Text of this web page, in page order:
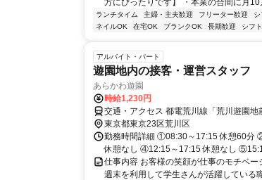
方にぴったりです】 ・本業の合間に月10
ランチタイム 主婦・主夫歓迎 フリーター歓迎
ネイルOK
在宅OK ブランクOK 長期歓迎 シフ
アルバイト・パート
遊園地内の接客・運営スタッフ
あらかわ遊園
時給1,230円
交通・アクセス 都電荒川線「荒川遊園
東京都東京23区荒川区
勤務時間詳細 ①08:30～17:15 休憩60
休憩なし ④12:15～17:15 休憩なし
仕事内容 お客様の笑顔が仕事のモチベー
週末を利用して学生さんが活躍している